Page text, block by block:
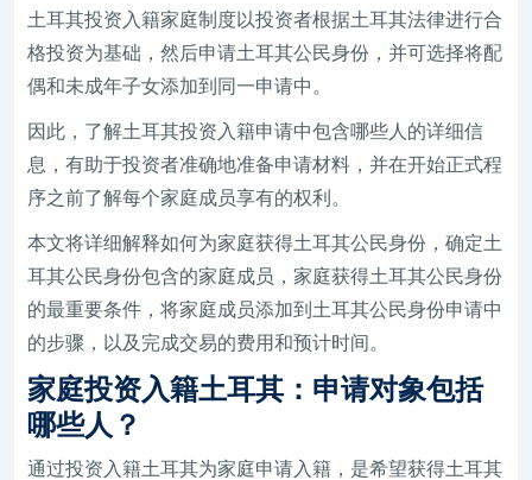
土耳其投资入籍家庭制度以投资者根据土耳其法律进行合
格投资为基础，然后申请土耳其公民身份，并可选择将配
偶和未成年子女添加到同一申请中。
因此，了解土耳其投资入籍申请中包含哪些人的详细信
息，有助于投资者准确地准备申请材料，并在开始正式程
序之前了解每个家庭成员享有的权利。
本文将详细解释如何为家庭获得土耳其公民身份，确定土
耳其公民身份包含的家庭成员，家庭获得土耳其公民身份
的最重要条件，将家庭成员添加到土耳其公民身份申请中
的步骤，以及完成交易的费用和预计时间。
家庭投资入籍土耳其：申请对象包括
哪些人？
通过投资入籍土耳其为家庭申请入籍，是希望获得土耳其